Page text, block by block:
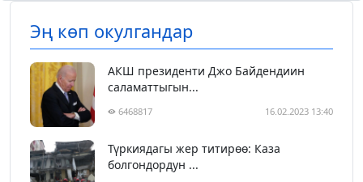
Эң көп окулгандар
АКШ президенти Джо Байдендиин
саламаттыгын...
6468817 16.02.2023 13:40
Түркиядагы жер титирөө: Каза
болгондордун ...